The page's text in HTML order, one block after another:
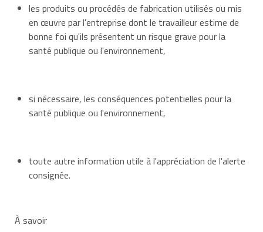
les produits ou procédés de fabrication utilisés ou mis
en œuvre par l'entreprise dont le travailleur estime de
bonne foi qu'ils présentent un risque grave pour la
santé publique ou l'environnement,
si nécessaire, les conséquences potentielles pour la
santé publique ou l'environnement,
toute autre information utile à l'appréciation de l'alerte
consignée.
À savoir